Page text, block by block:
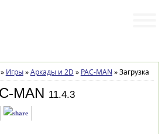
» Игры»Аркады и 2D » PAC-MAN »Загрузка
MAN 11.4.3